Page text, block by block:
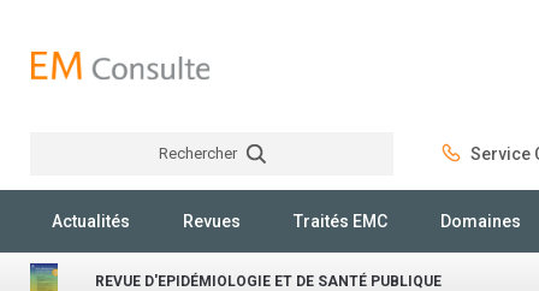
Rechercher Service
Actualités Revues Traités EMC Domaines
REVUE D'EPIDÉMIOLOGIE ET DE SANTÉ PUBLIQUE